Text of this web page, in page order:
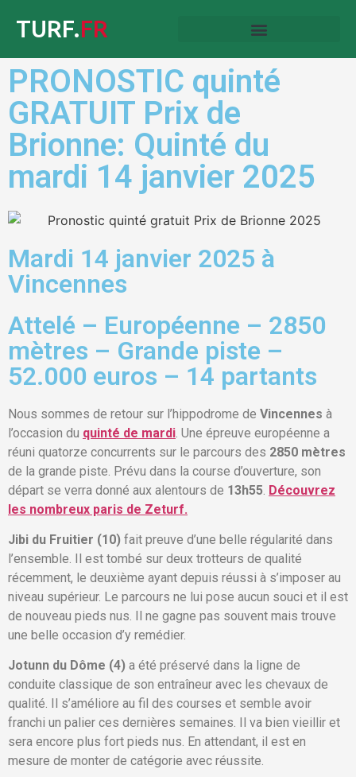
TURF.FR
PRONOSTIC quinté
GRATUIT Prix de
Brionne: Quinté du
mardi 14 janvier 2025
Mardi 14 janvier 2025 à
Vincennes
Attelé – Européenne – 2850
mètres – Grande piste –
52.000 euros – 14 partants
Nous sommes de retour sur l’hippodrome de Vincennes à
l’occasion du quinté de mardi . Une épreuve européenne a
réuni quatorze concurrents sur le parcours des 2850 mètres
de la grande piste. Prévu dans la course d’ouverture, son
départ se verra donné aux alentours de 13h55 Découvrez
les nombreux paris de Zeturf.
Jibi du Fruitier (10) fait preuve d’une belle régularité dans
l’ensemble. Il est tombé sur deux trotteurs de qualité
récemment, le deuxième ayant depuis réussi à s’imposer au
niveau supérieur. Le parcours ne lui pose aucun souci et il est
de nouveau pieds nus. Il ne gagne pas souvent mais trouve
une belle occasion d’y remédier.
Jotunn du Dôme (4) a été préservé dans la ligne de
conduite classique de son entraîneur avec les chevaux de
qualité. Il s’améliore au fil des courses et semble avoir
franchi un palier ces dernières semaines. Il va bien vieillir et
sera encore plus fort pieds nus. En attendant, il est en
mesure de monter de catégorie avec réussite.